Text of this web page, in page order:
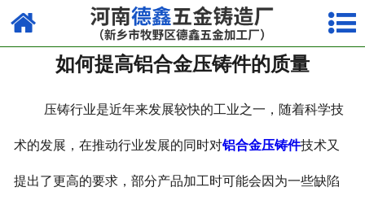
网站首页
走进我们
产品中心
荣誉资质
厂容厂貌
如何提高铝合金压铸件的质量
压铸行业是近年来发展较快的工业之一，随着科学技
术的发展，在推动行业发展的同时对铝合金压铸件技术又
提出了更高的要求，部分产品加工时可能会因为一些缺陷